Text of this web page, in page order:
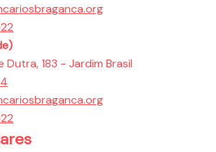
Dutra, 183 - Jardim Brasil